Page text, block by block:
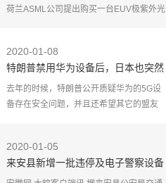
荷兰ASML公司提出购买一台EUV极紫外光
因美国高层强力游
2020-01-08
特朗普禁用华为设备后，日本也突然
宣布，其实任正非早已透露玄机
去年的时候，特朗普公开质疑华为的5G设
备存在安全问题，并且还希望其它的盟友
多的运营商继续坚
2020-01-05
来安县新增一批违停及电子警察设备